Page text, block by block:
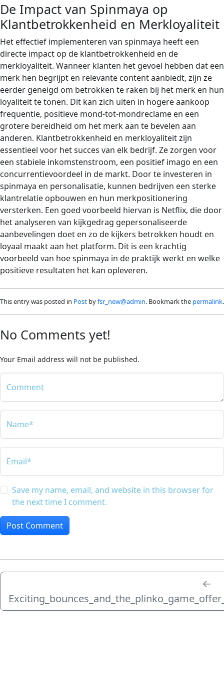
De Impact van Spinmaya op
Klantbetrokkenheid en Merkloyaliteit
Het effectief implementeren van spinmaya heeft een
directe impact op de klantbetrokkenheid en de
merkloyaliteit. Wanneer klanten het gevoel hebben dat een
merk hen begrijpt en relevante content aanbiedt, zijn ze
eerder geneigd om betrokken te raken bij het merk en hun
loyaliteit te tonen. Dit kan zich uiten in hogere aankoop
frequentie, positieve mond-tot-mondreclame en een
grotere bereidheid om het merk aan te bevelen aan
anderen. Klantbetrokkenheid en merkloyaliteit zijn
essentieel voor het succes van elk bedrijf. Ze zorgen voor
een stabiele inkomstenstroom, een positief imago en een
concurrentievoordeel in de markt. Door te investeren in
spinmaya en personalisatie, kunnen bedrijven een sterke
klantrelatie opbouwen en hun merkpositionering
versterken. Een goed voorbeeld hiervan is Netflix, die door
het analyseren van kijkgedrag gepersonaliseerde
aanbevelingen doet en zo de kijkers betrokken houdt en
loyaal maakt aan het platform. Dit is een krachtig
voorbeeld van hoe spinmaya in de praktijk werkt en welke
positieve resultaten het kan opleveren.
This entry was posted in Post byfsr_new@admin. Bookmark the permalink.
No Comments yet!
Your Email address will not be published.
Comment
Name*
Email*
Save my name, email, and website in this browser for
the next time I comment.
←